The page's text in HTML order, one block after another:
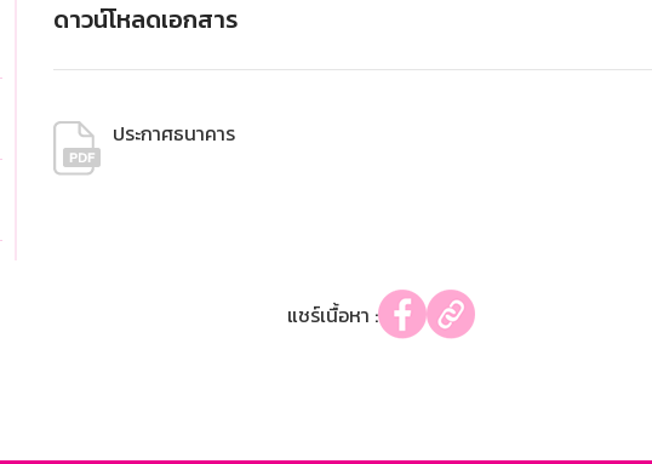
ดาวน์โหลดเอกสาร
ประกาศธนาคาร
แชร์เนื้อหา :